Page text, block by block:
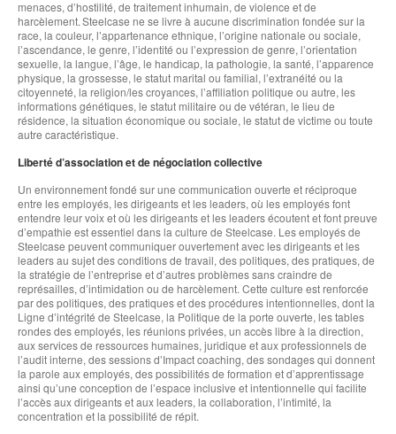
menaces, d’hostilité, de traitement inhumain, de violence et de
harcèlement. Steelcase ne se livre à aucune discrimination fondée sur la
race, la couleur, l’appartenance ethnique, l’origine nationale ou sociale,
l’ascendance, le genre, l’identité ou l’expression de genre, l’orientation
sexuelle, la langue, l’âge, le handicap, la pathologie, la santé, l’apparence
physique, la grossesse, le statut marital ou familial, l’extranéité ou la
citoyenneté, la religion/les croyances, l’affiliation politique ou autre, les
informations génétiques, le statut militaire ou de vétéran, le lieu de
résidence, la situation économique ou sociale, le statut de victime ou toute
autre caractéristique.
Liberté d’association et de négociation collective
Un environnement fondé sur une communication ouverte et réciproque
entre les employés, les dirigeants et les leaders, où les employés font
entendre leur voix et où les dirigeants et les leaders écoutent et font preuve
d’empathie est essentiel dans la culture de Steelcase. Les employés de
Steelcase peuvent communiquer ouvertement avec les dirigeants et les
leaders au sujet des conditions de travail, des politiques, des pratiques, de
la stratégie de l’entreprise et d’autres problèmes sans craindre de
représailles, d’intimidation ou de harcèlement. Cette culture est renforcée
par des politiques, des pratiques et des procédures intentionnelles, dont la
Ligne d’intégrité de Steelcase, la Politique de la porte ouverte, les tables
rondes des employés, les réunions privées, un accès libre à la direction,
aux services de ressources humaines, juridique et aux professionnels de
l’audit interne, des sessions d’Impact coaching, des sondages qui donnent
la parole aux employés, des possibilités de formation et d’apprentissage
ainsi qu’une conception de l’espace inclusive et intentionnelle qui facilite
l’accès aux dirigeants et aux leaders, la collaboration, l’intimité, la
concentration et la possibilité de répit.